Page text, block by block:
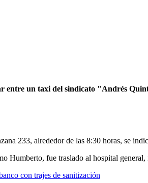
entre un taxi del sindicato "Andrés
233, alrededor de las 8:30 horas, se
Humberto, fue traslado al hospital
con trajes de sanitización